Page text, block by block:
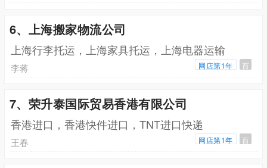
6、上海搬家物流公司
上海行李托运，上海家具托运，上海电器运输
李蒋 网店第1年 百
7、荣升泰国际贸易香港有限公司
香港进口，香港快件进口，TNT进口快递
王春 网店第1年 百